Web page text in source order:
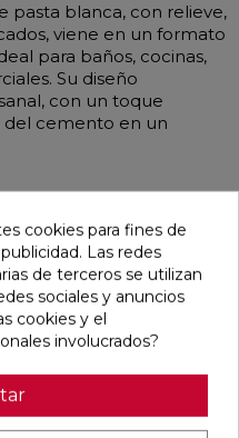
pasta blanca, con relieve,
viene en un formato
para baños, cocinas,
Su diseño
con un toque
del cemento en un
interesar
CONCEPT
MOON MATE
favorite
CONCEPT
GREY MATE
cookies para fines de
Las redes
de terceros se utilizan
sociales y anuncios
cookies y el
involucrados?